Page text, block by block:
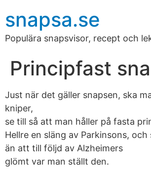
snapsa.se
Populära snapsvisor, recept och
Principfast
Just när det gäller snapsen, ska
kniper,
se till så att man håller på fasta
Hellre en släng av Parkinsons,
än att till följd av Alzheimers
glömt var man ställt den.